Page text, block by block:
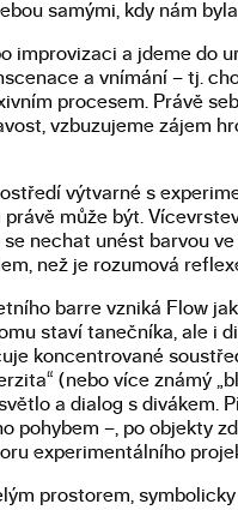
samými, kdy nám
improvizaci a jdeme do
a vnímání – tj.
procesem. Právě
vzbuzujeme zájem
výtvarné s
právě může být.
nechat unést barvou
než je rozumová
barre vzniká Flow
staví tanečníka, ale i
koncentrované
(nebo více známý
a dialog s divákem.
pohybem –, po objekty
experimentálního
prostorem,